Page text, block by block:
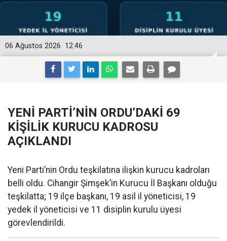
12:46
06 Ağustos 2026
YENİ PARTİ’NİN ORDU’DAKİ 69
KİŞİLİK KURUCU KADROSU
AÇIKLANDI
Yeni Parti’nin Ordu teşkilatına ilişkin kurucu kadroları
belli oldu. Cihangir Şimşek’in Kurucu İl Başkanı olduğu
teşkilatta; 19 ilçe başkanı, 19 asil il yöneticisi, 19
yedek il yöneticisi ve 11 disiplin kurulu üyesi
görevlendirildi.